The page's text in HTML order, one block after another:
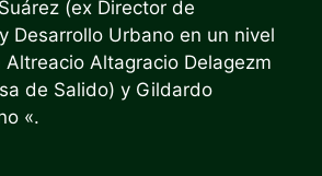
(ex Director de
Desarrollo Urbano en un nivel
Altagracio Delagezm
de Salido) y Gildardo
«.